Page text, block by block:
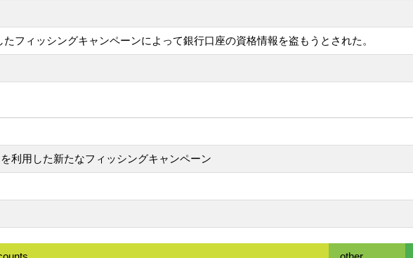
フィッシングキャンペーンによって銀行口座の資格情報を盗もうとされた。
利用した新たなフィッシングキャンペーン